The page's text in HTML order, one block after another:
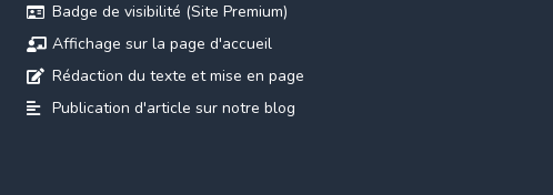
Badge de visibilité (Site Premium)
Affichage sur la page d'accueil
Rédaction du texte et mise en page
Publication d'article sur notre blog